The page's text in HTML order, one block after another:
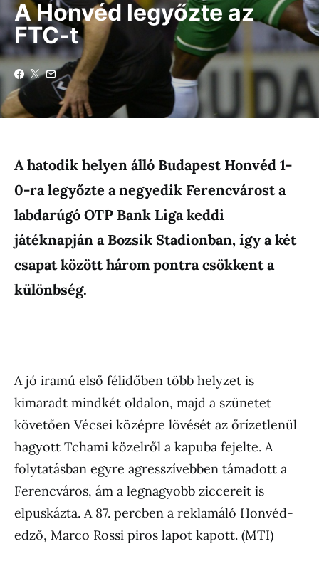
A Honvéd legyőzte az
FTC-t
A hatodik helyen álló Budapest Honvéd 1-
0-ra legyőzte a negyedik Ferencvárost a
labdarúgó OTP Bank Liga keddi
játéknapján a Bozsik Stadionban, így a két
csapat között három pontra csökkent a
különbség.
A jó iramú első félidőben több helyzet is
kimaradt mindkét oldalon, majd a szünetet
követően Vécsei középre lövését az őrízetlenül
hagyott Tchami közelről a kapuba fejelte. A
folytatásban egyre agresszívebben támadott a
Ferencváros, ám a legnagyobb ziccereit is
elpuskázta. A 87. percben a reklamáló Honvéd-
edző, Marco Rossi piros lapot kapott. (MTI)